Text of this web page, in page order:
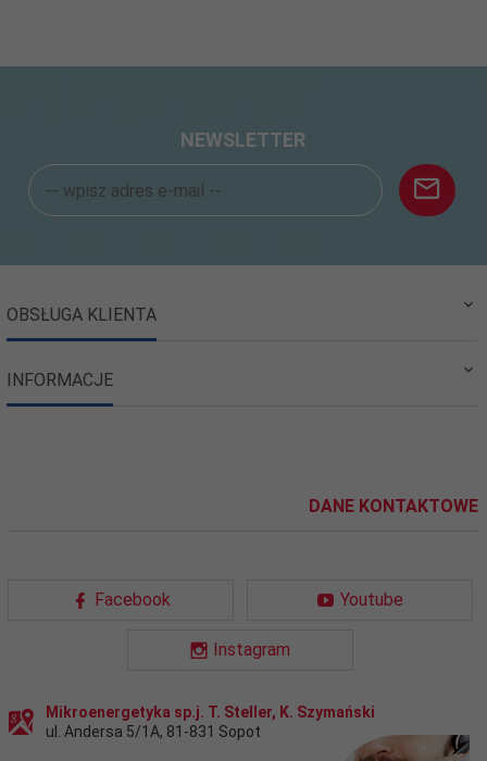
NEWSLETTER
OBSŁUGA KLIENTA
INFORMACJE
DANE KONTAKTOWE
Facebook Youtube
Instagram
Mikroenergetyka sp.j. T. Steller, K. Szymański
ul. Andersa 5/1A, 81-831 Sopot